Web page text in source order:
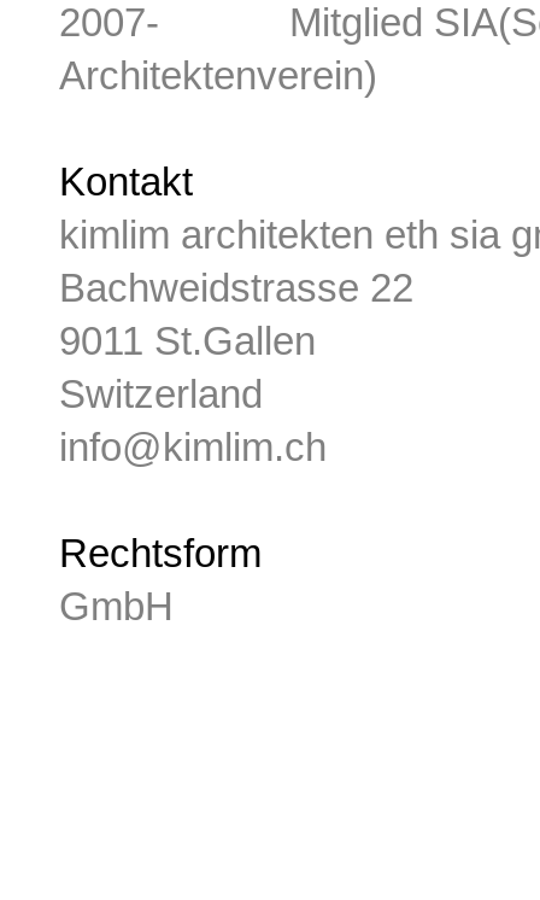
2007- Mitglied
Architektenverein)
Kontakt
kimlim architekten eth sia
Bachweidstrasse 22
9011 St.Gallen
Switzerland
info@kimlim.ch
Rechtsform
GmbH